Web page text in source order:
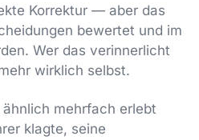
Korrektur — aber das
bewertet und im
Wer das verinnerlicht
wirklich selbst.
mehrfach erlebt
klagte, seine